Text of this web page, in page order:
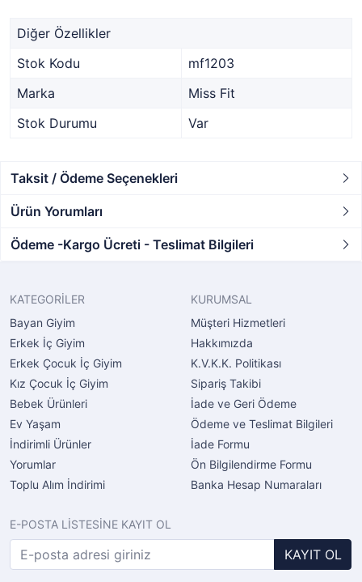
Diğer Özellikler
Stok Kodu
mf1203
Marka
Miss Fit
Stok Durumu
Var
Taksit / Ödeme Seçenekleri
Ürün Yorumları
Ödeme -Kargo Ücreti - Teslimat Bilgileri
KATEGORİLER
Bayan Giyim
Erkek İç Giyim
Erkek Çocuk İç Giyim
Kız Çocuk İç Giyim
Bebek Ürünleri
Ev Yaşam
İndirimli Ürünler
Yorumlar
Toplu Alım İndirimi
KURUMSAL
Müşteri Hizmetleri
Hakkımızda
K.V.K.K. Politikası
Sipariş Takibi
İade ve Geri Ödeme
Ödeme ve Teslimat Bilgileri
İade Formu
Ön Bilgilendirme Formu
Banka Hesap Numaraları
E-POSTA LİSTESİNE KAYIT OL
KAYIT OL